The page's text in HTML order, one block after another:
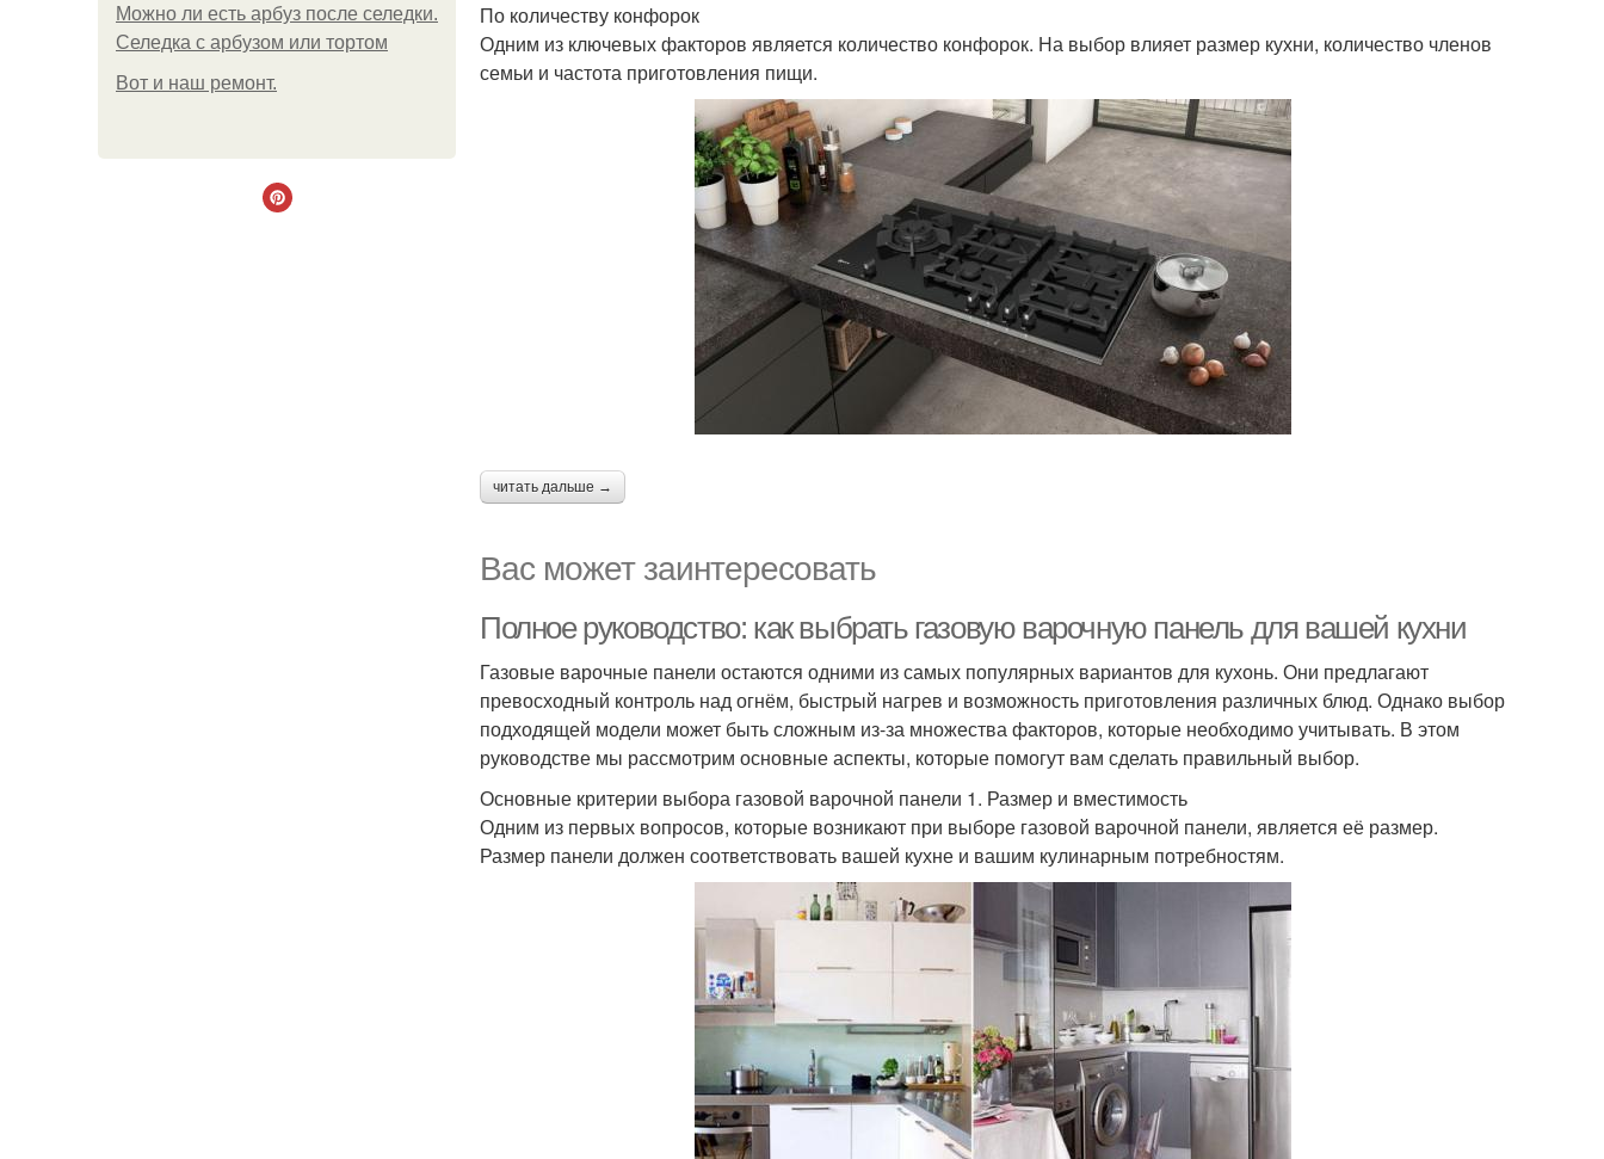
Можно ли есть арбуз после селедки.
Селедка с арбузом или тортом
Boт и наш ремoнт.
По количеству конфорок
Одним из ключевых факторов является количество конфорок. На выбор влияет размер кухни, количество членов
семьи и частота приготовления пищи.
читать дальше →
Вас может заинтересовать
Полное руководство: как выбрать газовую варочную панель для вашей кухни
Газовые варочные панели остаются одними из самых популярных вариантов для кухонь. Они предлагают
превосходный контроль над огнём, быстрый нагрев и возможность приготовления различных блюд. Однако выбор
подходящей модели может быть сложным из-за множества факторов, которые необходимо учитывать. В этом
руководстве мы рассмотрим основные аспекты, которые помогут вам сделать правильный выбор.
Основные критерии выбора газовой варочной панели 1. Размер и вместимость
Одним из первых вопросов, которые возникают при выборе газовой варочной панели, является её размер.
Размер панели должен соответствовать вашей кухне и вашим кулинарным потребностям.